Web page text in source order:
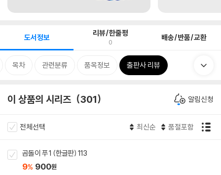
도서정보 리뷰/한줄평
0 배송/반품/교환
목차 관련분류 품목정보 출판사 리뷰
이 상품의 시리즈 301 알림신청
전체선택 최신순 품절포함
곰돌이 푸 1 (한글판) 113
9% 900원